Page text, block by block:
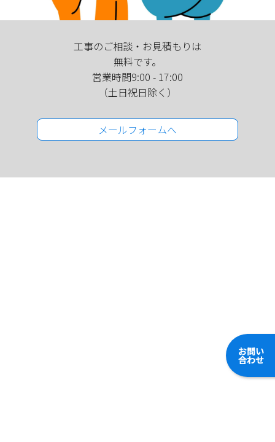
お問い
合わせ
工事のご相談・お見積もりは
無料です。
営業時間9:00 - 17:00
（土日祝日除く）
メールフォームへ